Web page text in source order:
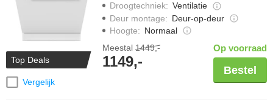
Top Deals
Vergelijk
Droogtechniek: Ventilatie
Deur montage: Deur-op-deur
Hoogte: Normaal
Meestal 1449,-
1149,-
Op voorraad
Bestel